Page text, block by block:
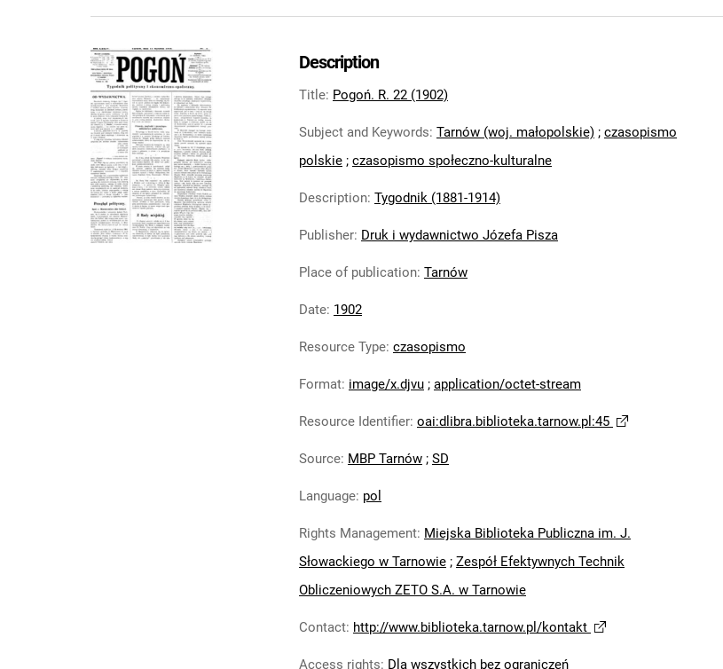
Description
Title: Pogoń. R. 22 (1902)
Subject and Keywords: Tarnów (woj. małopolskie) ; czasopismo
polskie ; czasopismo społeczno-kulturalne
Description: Tygodnik (1881-1914)
Publisher: Druk i wydawnictwo Józefa Pisza
Place of publication: Tarnów
Date: 1902
Resource Type: czasopismo
Format: image/x.djvu ; application/octet-stream
Resource Identifier: oai:dlibra.biblioteka.tarnow.pl:45
Source: MBP Tarnów ; SD
Language: pol
Rights Management: Miejska Biblioteka Publiczna im. J.
Słowackiego w Tarnowie ; Zespół Efektywnych Technik
Obliczeniowych ZETO S.A. w Tarnowie
Contact: http://www.biblioteka.tarnow.pl/kontakt
Access rights: Dla wszystkich bez ograniczeń